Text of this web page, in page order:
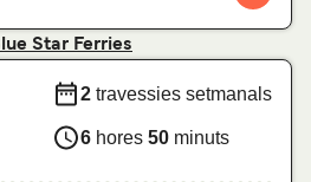
Star Ferries
2 travessies setmanals
6 hores 50 minuts